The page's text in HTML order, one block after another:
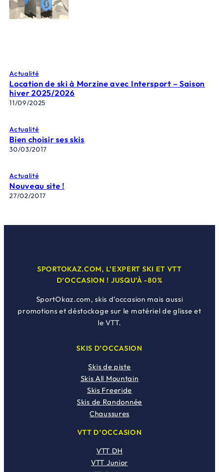
Actualité
Location de ski à Morzine avec Intersport – Saison
hiver 2025/2026
11/09/2025
Actualité
Bien choisir ses skis
30/03/2017
Actualité
Nouveau site !
27/02/2017
SPORTOKAZ.COM, L’EXPERT SKI ET VTT
D’OCCASION ! JUSQU’À -80%
SportOkaz.com, skis d’occasion mais aussi
promotions et déstockage sur le matériel de glisse et
le VTT.
SKIS D’OCCASION
Skis de piste
Skis All Mountain
Skis Freeride
Skis de Randonnée
Chaussures
VTT D’OCCASION
VTT DH
VTT Junior